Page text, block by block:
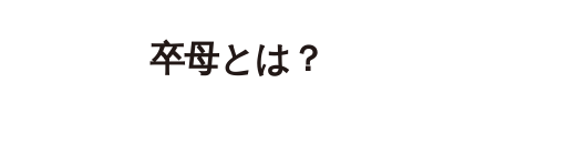
卒母とは？